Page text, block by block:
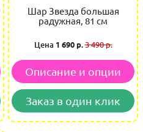
Шар Звезда большая
радужная, 81 см
Цена 1 690 р.3 490 р.
Описание и опции
Заказ в один клик